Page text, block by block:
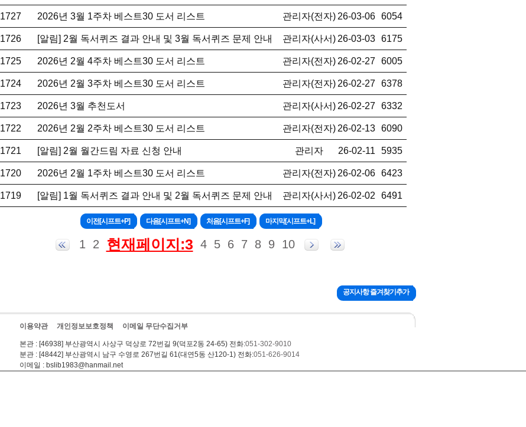
1727 2026년 3월 1주차 베스트30 도서 리스트 관리자(전자) 26-03-06 6054
1726 [알림] 2월 독서퀴즈 결과 안내 및 3월 독서퀴즈 문제 안내 관리자(사서) 26-03-03 6175
1725 2026년 2월 4주차 베스트30 도서 리스트 관리자(전자) 26-02-27 6005
1724 2026년 2월 3주차 베스트30 도서 리스트 관리자(전자) 26-02-27 6378
1723 2026년 3월 추천도서 관리자(사서) 26-02-27 6332
1722 2026년 2월 2주차 베스트30 도서 리스트 관리자(전자) 26-02-13 6090
1721 [알림] 2월 월간드림 자료 신청 안내 관리자 26-02-11 5935
1720 2026년 2월 1주차 베스트30 도서 리스트 관리자(전자) 26-02-06 6423
1719 [알림] 1월 독서퀴즈 결과 안내 및 2월 독서퀴즈 문제 안내 관리자(사서) 26-02-02 6491
1 2 현재페이지:3 4 5 6 7 8 9 10
공지사항 즐겨찾기추가
이용약관 개인정보보호정책 이메일 무단수집거부
본관 : [46938] 부산광역시 사상구 덕상로 72번길 9(덕포2동 24-65) 전화:051-302-9010
분관 : [48442] 부산광역시 남구 수영로 267번길 61(대연5동 산120-1) 전화:051-626-9014
이메일 : bslib1983@hanmail.net